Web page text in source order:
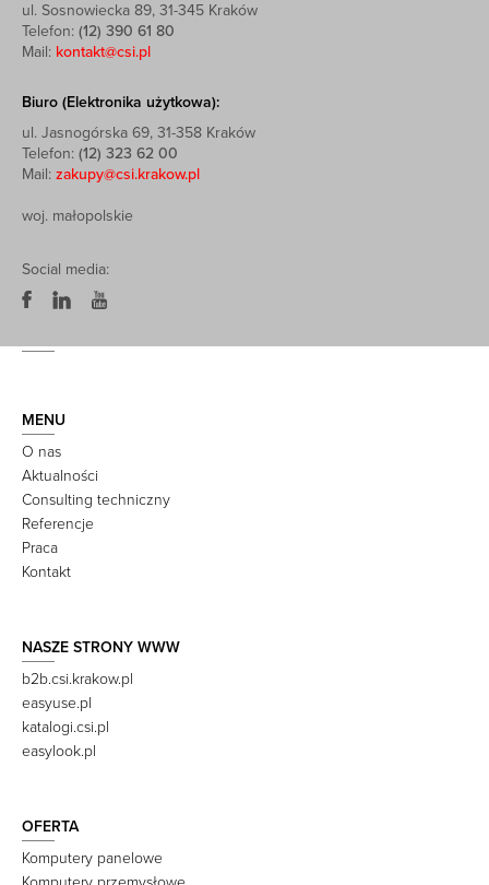
ul. Sosnowiecka 89, 31-345 Kraków
Telefon: (12) 390 61 80
Mail: kontakt@csi.pl
Biuro (Elektronika użytkowa):
ul. Jasnogórska 69, 31-358 Kraków
Telefon: (12) 323 62 00
Mail: zakupy@csi.krakow.pl
woj. małopolskie
Social media:
MENU
O nas
Aktualności
Consulting techniczny
Referencje
Praca
Kontakt
NASZE STRONY WWW
b2b.csi.krakow.pl
easyuse.pl
katalogi.csi.pl
easylook.pl
OFERTA
Komputery panelowe